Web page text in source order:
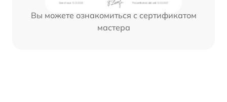
Вы можете ознакомиться с сертификатом
мастера